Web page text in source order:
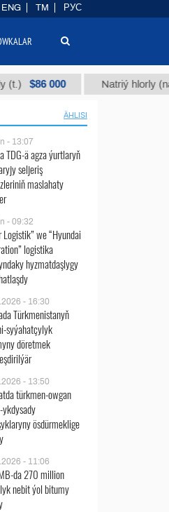
000 Natriý hlorly (nahar
ÄHLISI
- 13:07
TDG-ä agza ýurtlaryň
seljeriş
maslahaty
- 09:32
Logistik” we “Hyundai
logistika
hyzmatdaşlygy
- 16:30
Türkmenistanyň
syýahatçylyk
döretmek
- 13:50
türkmen-owgan
ösdürmeklige
- 11:06
da 270 million
nebit ýol bitumy
ENG TM РУС